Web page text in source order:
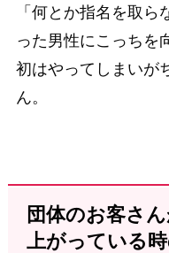
「何とか指名を取
った男性にこっちを
初はやってしまいが
ん。
団体のお客さ
上がっている